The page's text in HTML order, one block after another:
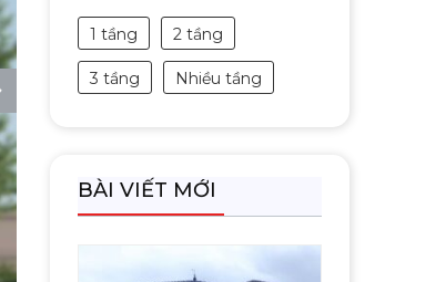
1 tầng 2 tầng
3 tầng Nhiều tầng
BÀI VIẾT MỚI